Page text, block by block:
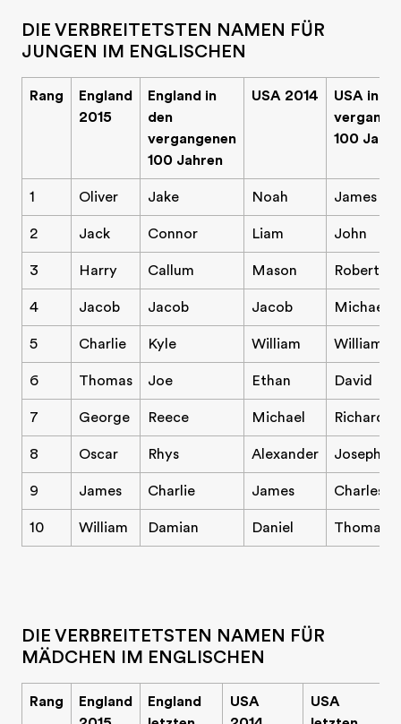
DIE VERBREITETSTEN NAMEN FÜR
JUNGEN IM ENGLISCHEN
Rang
England
2015
England in
den
vergangenen
100 Jahren
USA 2014
USA in
100
1 Oliver Jake Noah James
2 Jack Connor Liam John
3 Harry Callum Mason Robert
4 Jacob Jacob Jacob Michael
5 Charlie Kyle William William
6 Thomas Joe Ethan David
7 George Reece Michael Richard
8 Oscar Rhys Alexander Joseph
9 James Charlie James Charles
10 William Damian Daniel Thomas
DIE VERBREITETSTEN NAMEN FÜR
MÄDCHEN IM ENGLISCHEN
Rang
England
England
USA
USA